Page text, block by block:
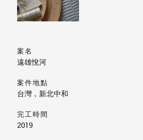
案名
遠雄悅河
案件地點
台灣，新北中和
完工時間
2019